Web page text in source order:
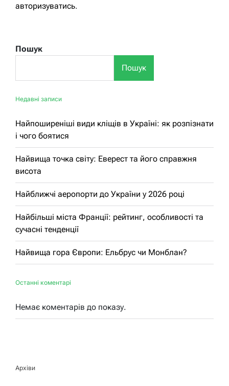
авторизуватись.
Пошук
Пошук
Недавні записи
Найпоширеніші види кліщів в Україні: як розпізнати
і чого боятися
Найвища точка світу: Еверест та його справжня
висота
Найближчі аеропорти до України у 2026 році
Найбільші міста Франції: рейтинг, особливості та
сучасні тенденції
Найвища гора Європи: Ельбрус чи Монблан?
Останні коментарі
Немає коментарів до показу.
Архіви